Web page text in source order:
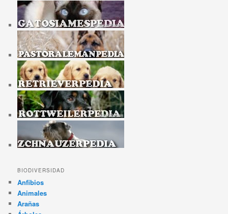
BIODIVERSIDAD
Anfibios
Animales
Arañas